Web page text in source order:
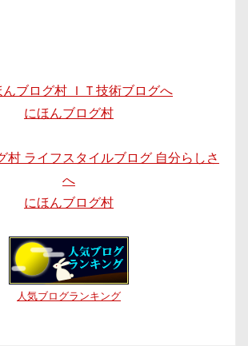
にほんブログ村
にほんブログ村
人気ブログランキング